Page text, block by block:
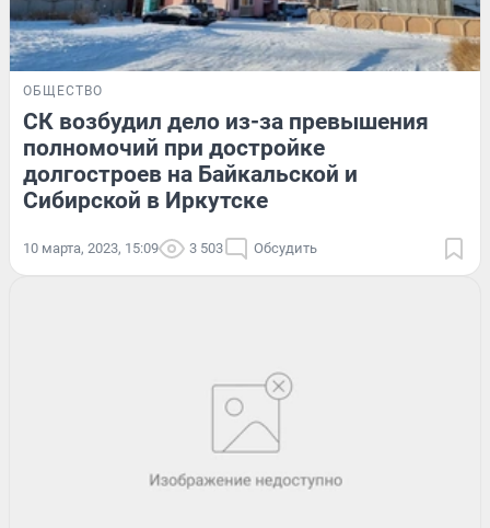
ОБЩЕСТВО
СК возбудил дело из-за превышения
полномочий при достройке
долгостроев на Байкальской и
Сибирской в Иркутске
10 марта, 2023, 15:09 3 503 Обсудить